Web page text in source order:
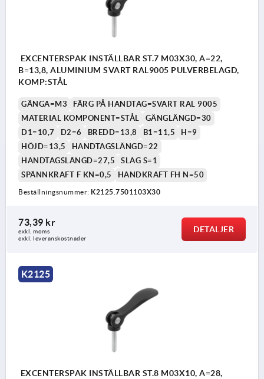
EXCENTERSPAK INSTÄLLBAR ST.7 M03X30, A=22,
B=13,8, ALUMINIUM SVART RAL9005 PULVERBELAGD,
KOMP:STÅL
GÄNGA=M3
FÄRG PÅ HANDTAG=SVART RAL 9005
MATERIAL KOMPONENT=STÅL
GÄNGLÄNGD=30
D1=10,7
D2=6 BREDD=13,8 B1=11,5
H=9
HÖJD=13,5
HANDTAGSLÄNGD=22
HANDTAGSLÄNGD=27,5
SLAG S=1
SPÄNNKRAFT F KN=0,5
HANDKRAFT FH N=50
Beställningsnummer: K2125.7501103X30
73,39 kr
exkl. moms
exkl. leveranskostnader
DETALJER
K2125
EXCENTERSPAK INSTÄLLBAR ST.8 M03X10, A=28,